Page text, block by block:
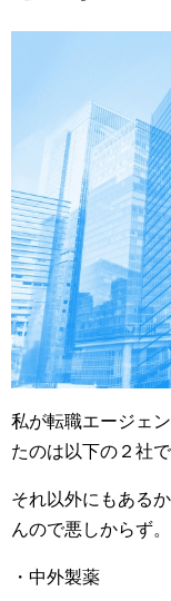
私が転職エージェ
たのは以下の２社で
それ以外にもある
んので悪しからず。
・中外製薬